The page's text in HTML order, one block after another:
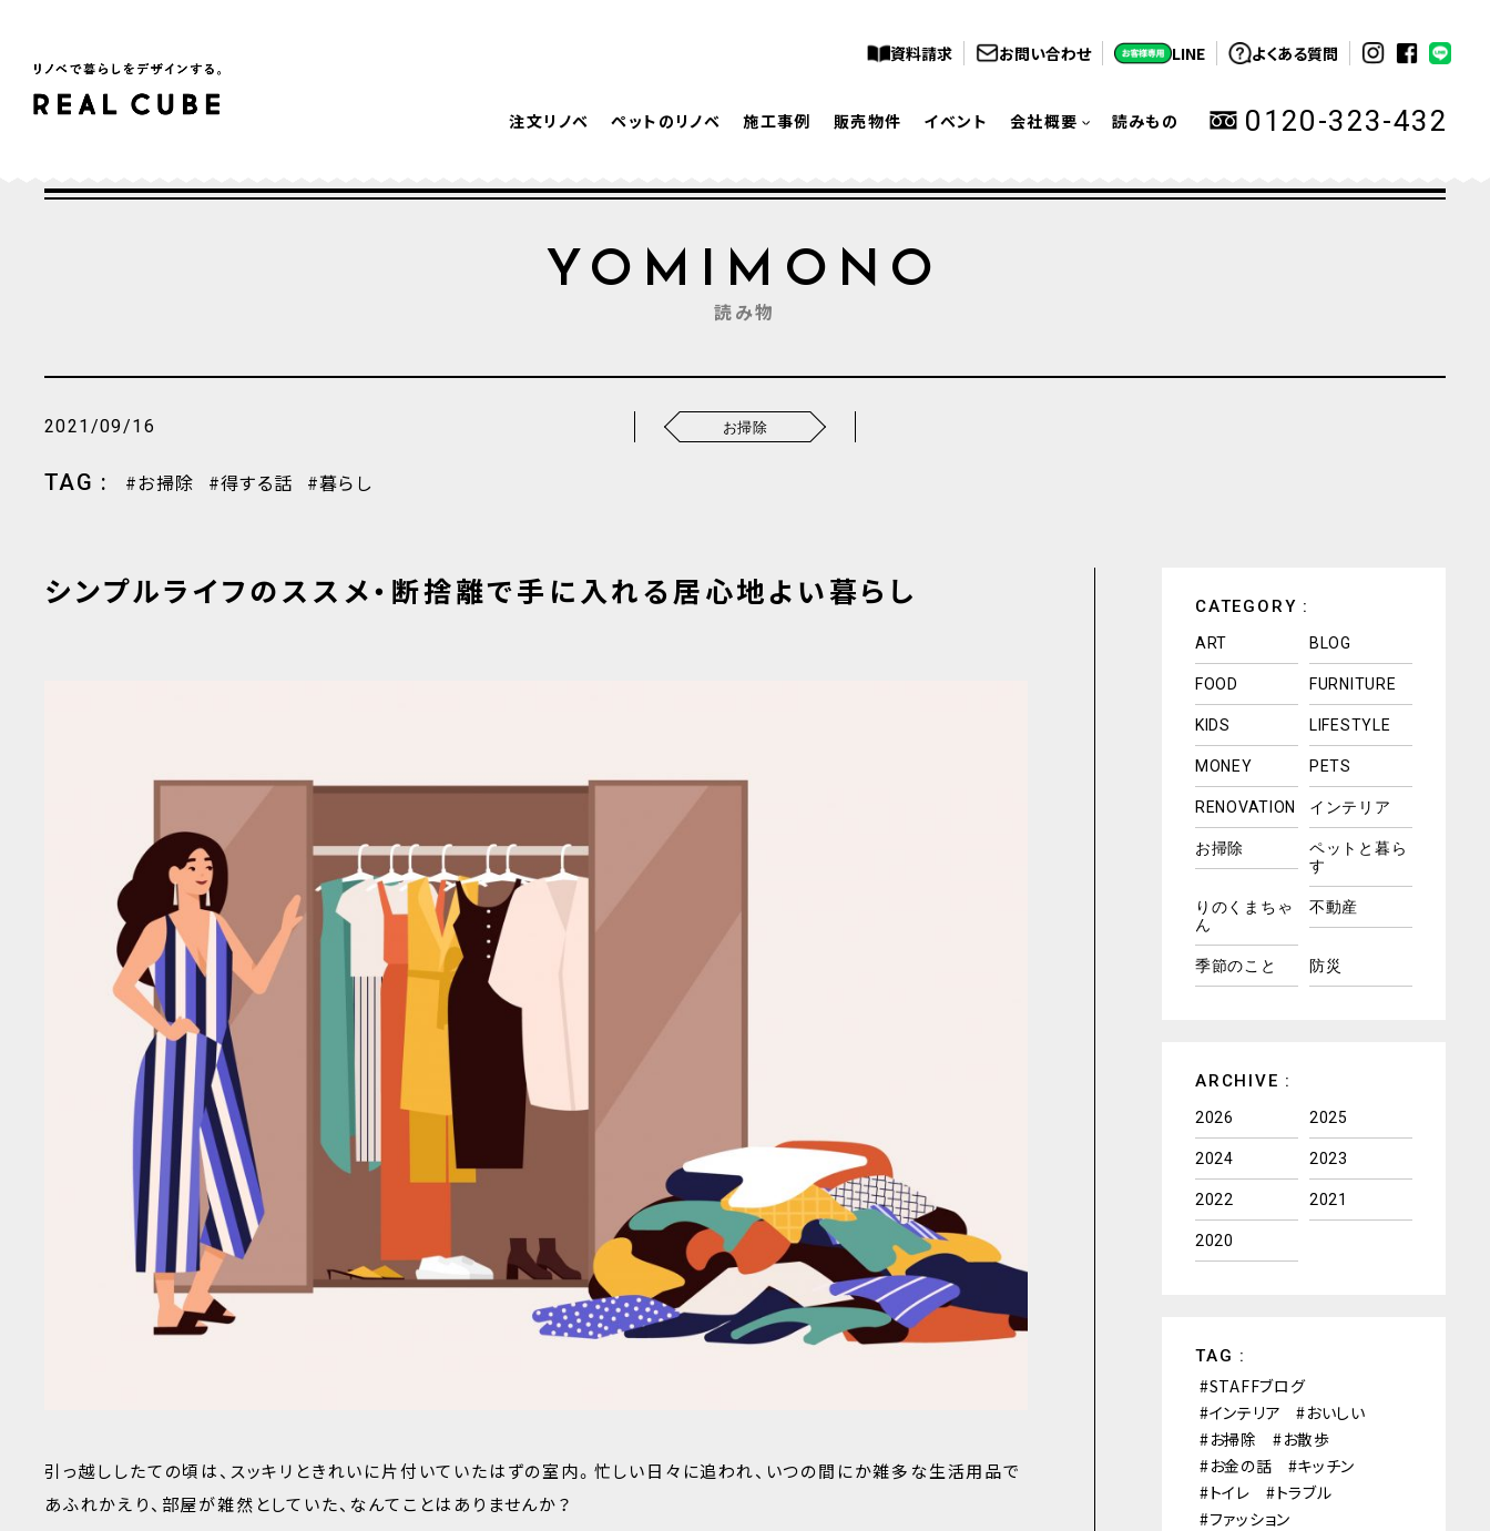
資料請求 お問い合わせ LINE よくある質問
注文リノベ ペットのリノベ 施工事例 販売物件 イベント 会社概要 読みもの 0120-323-432
YOMIMONO
読み物
2021/09/16 お掃除
TAG : お掃除 得する話 暮らし
シンプルライフのススメ・断捨離で手に入れる居心地よい暮らし
引っ越ししたての頃は、スッキリときれいに片付いていたはずの室内。忙しい日々に追われ、いつの間にか雑多な生活用品で
あふれかえり、部屋が雑然としていた、なんてことはありませんか？
CATEGORY :
ART BLOG
FOOD FURNITURE
KIDS LIFESTYLE
MONEY PETS
RENOVATION インテリア
お掃除
ペットと暮ら
す
りのくまちゃ
ん
不動産
季節のこと 防災
ARCHIVE :
2026 2025
2024 2023
2022 2021
2020
TAG :
STAFFブログ
インテリア
おいしい
お掃除
お散歩
お金の話
キッチン
トイレ
トラブル
ファッション